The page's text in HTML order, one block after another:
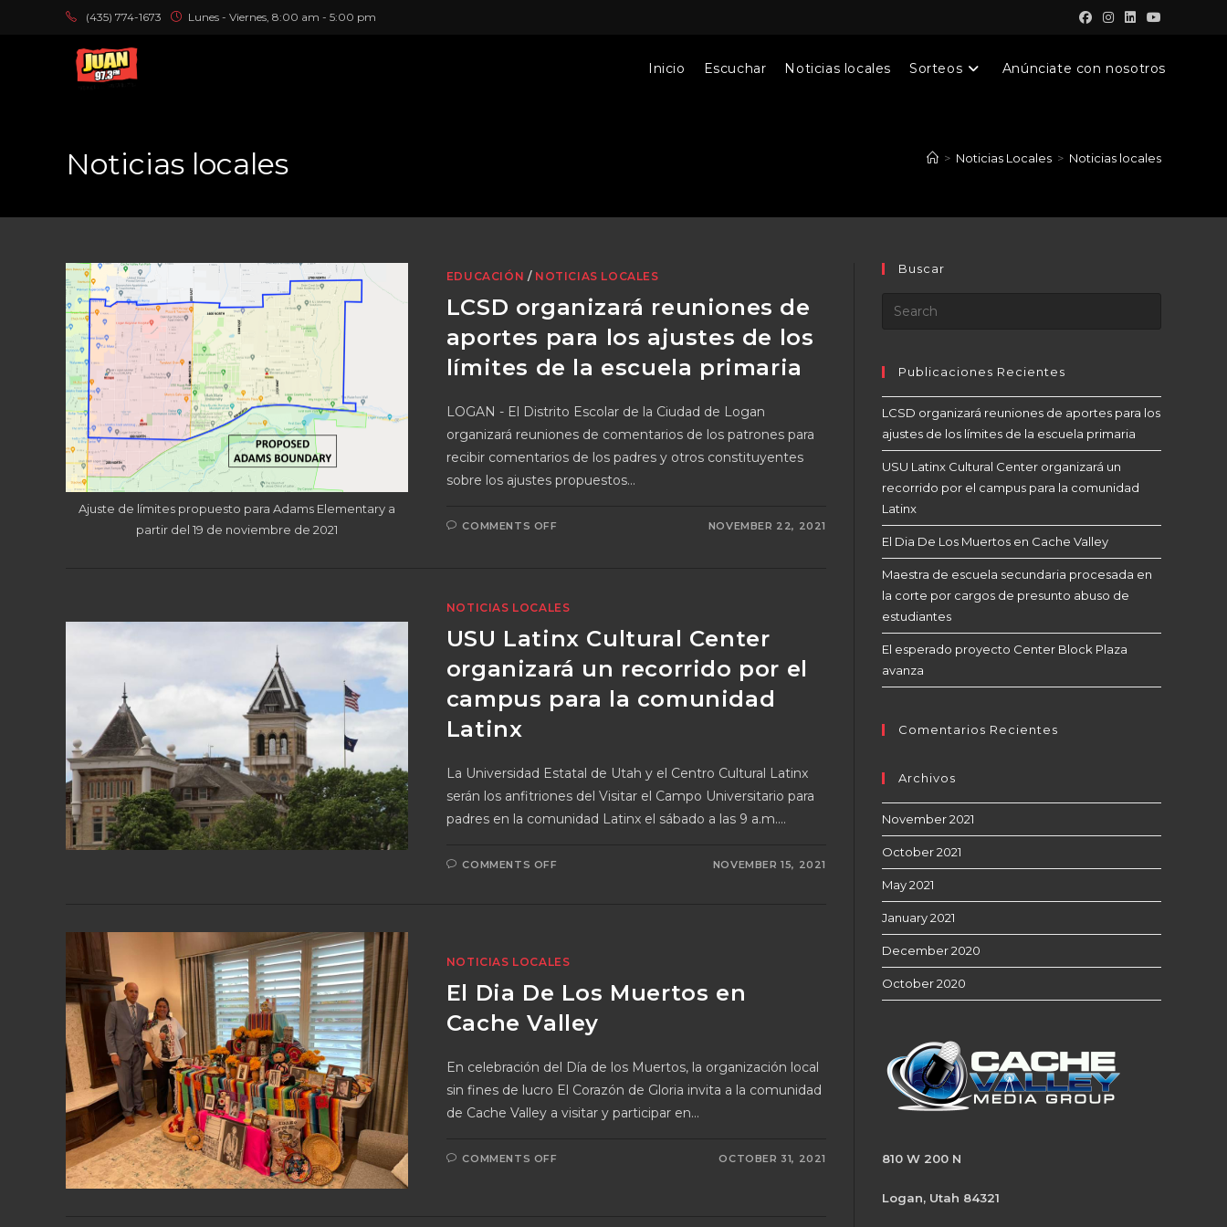
(435) 774-1673 Lunes - Viernes, 8:00 am - 5:00 pm
Inicio Escuchar Noticias locales Sorteos Anúnciate con nosotros
Noticias locales > Noticias Locales > Noticias locales
Ajuste de límites propuesto para Adams Elementary a
partir del 19 de noviembre de 2021
EDUCACIÓN / NOTICIAS LOCALES
LCSD organizará reuniones de
aportes para los ajustes de los
límites de la escuela primaria
LOGAN - El Distrito Escolar de la Ciudad de Logan
organizará reuniones de comentarios de los patrones para
recibir comentarios de los padres y otros constituyentes
sobre los ajustes propuestos…
COMMENTS OFF NOVEMBER 22, 2021
NOTICIAS LOCALES
USU Latinx Cultural Center
organizará un recorrido por el
campus para la comunidad
Latinx
La Universidad Estatal de Utah y el Centro Cultural Latinx
serán los anfitriones del Visitar el Campo Universitario para
padres en la comunidad Latinx el sábado a las 9 a.m.…
COMMENTS OFF NOVEMBER 15, 2021
NOTICIAS LOCALES
El Dia De Los Muertos en
Cache Valley
En celebración del Día de los Muertos, la organización local
sin fines de lucro El Corazón de Gloria invita a la comunidad
de Cache Valley a visitar y participar en…
COMMENTS OFF OCTOBER 31, 2021
Buscar
Publicaciones Recientes
LCSD organizará reuniones de aportes para los
ajustes de los límites de la escuela primaria
USU Latinx Cultural Center organizará un
recorrido por el campus para la comunidad
Latinx
El Dia De Los Muertos en Cache Valley
Maestra de escuela secundaria procesada en
la corte por cargos de presunto abuso de
estudiantes
El esperado proyecto Center Block Plaza
avanza
Comentarios Recientes
Archivos
November 2021
October 2021
May 2021
January 2021
December 2020
October 2020
810 W 200 N
Logan, Utah 84321